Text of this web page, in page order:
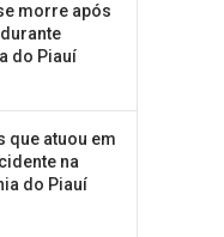
morre após
do Piauí
que atuou em
na
do Piauí